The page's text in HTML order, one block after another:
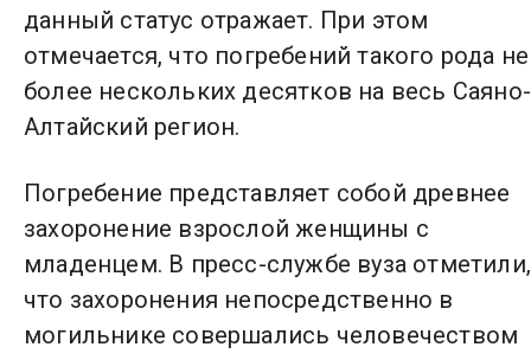
данный статус отражает. При этом
отмечается, что погребений такого рода не
более нескольких десятков на весь Саяно-
Алтайский регион.
Погребение представляет собой древнее
захоронение взрослой женщины с
младенцем. В пресс-службе вуза отметили,
что захоронения непосредственно в
могильнике совершались человечеством